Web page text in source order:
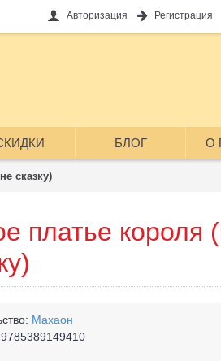
Авторизация Регистрация
БЛОГ О
сказку)
платье короля
Махаон
9785389149410